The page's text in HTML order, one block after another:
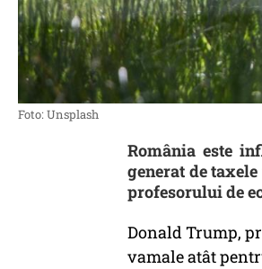
Foto: Unsplash
România este
generat de
profesorului de
Donald Trump,
vamale atât